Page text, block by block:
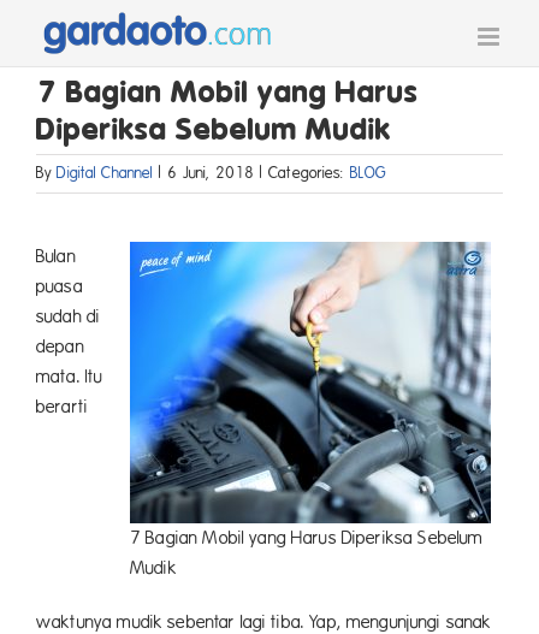
content
7 Bagian Mobil yang Harus
Diperiksa Sebelum Mudik
By Digital Channel | 6 Juni, 2018 | Categories: BLOG
7 Bagian Mobil yang Harus Diperiksa Sebelum
Mudik
Bulan
puasa
sudah di
depan
mata. Itu
berarti
waktunya mudik sebentar lagi tiba. Yap, mengunjungi sanak